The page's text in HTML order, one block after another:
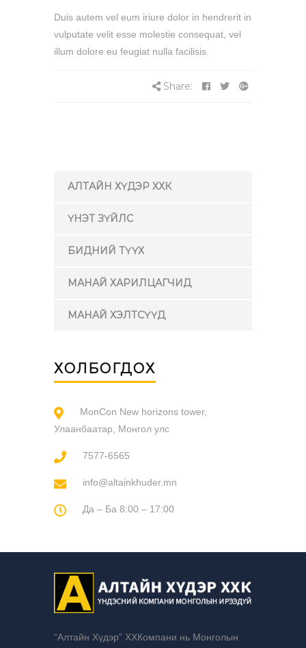
Duis autem vel eum iriure dolor in hendrerit in
vulputate velit esse molestie consequat, vel
illum dolore eu feugiat nulla facilisis.
Share:
АЛТАЙН ХҮДЭР ХХК
ҮНЭТ ЗҮЙЛС
БИДНИЙ ТҮҮХ
МАНАЙ ХАРИЛЦАГЧИД
МАНАЙ ХЭЛТСҮҮД
ХОЛБОГДОХ
MonCon New horizons tower,
Улаанбаатар, Монгол улс
7577-6565
info@altainkhuder.mn
Да – Ба 8:00 – 17:00
“Алтайн Хүдэр” ХХКомпани нь Монголын